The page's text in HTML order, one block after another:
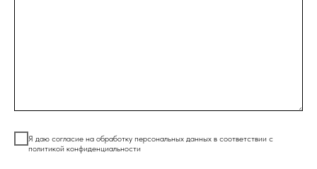
Я даю согласие на обработку персональных данных в соответствии с
политикой конфиденциальности